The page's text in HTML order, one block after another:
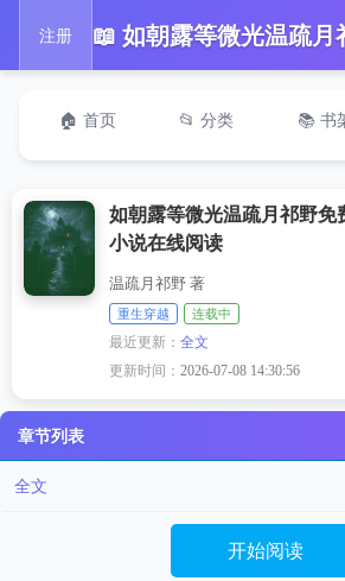
注册
🏠 首页 📂 分类 📚 书
如朝露等微光温疏月祁野免
小说在线阅读
温疏月祁野 著
重生穿越 连载中
最近更新：全文
更新时间：2026-07-08 14:30:56
章节列表
全文
开始阅读